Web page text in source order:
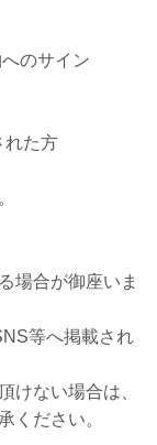
のサイン
れた方
場合が御座いま
等へ掲載され
けない場合は、
ください。